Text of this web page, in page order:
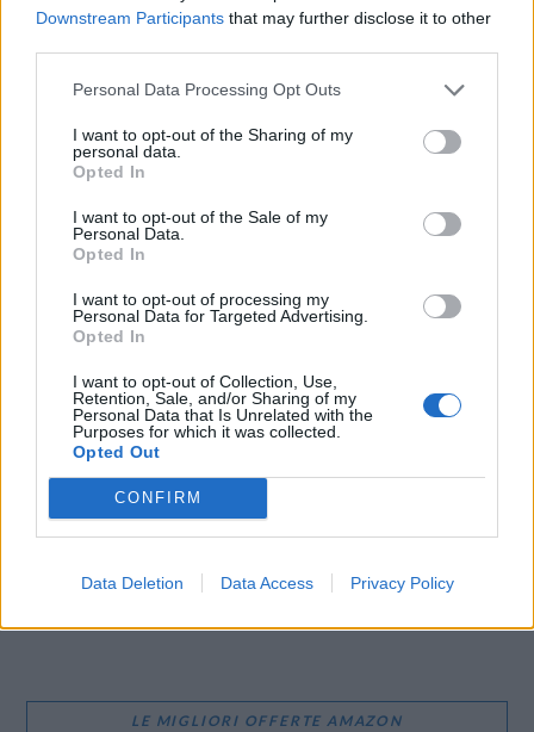
Downstream Participants that may further disclose it to other
Personal Data Processing Opt Outs
I want to opt-out of the Sharing of my
personal data.
Opted In
I want to opt-out of the Sale of my
Personal Data.
Opted In
I want to opt-out of processing my
Personal Data for Targeted Advertising.
Opted In
I want to opt-out of Collection, Use,
Retention, Sale, and/or Sharing of my
Personal Data that Is Unrelated with the
Purposes for which it was collected.
Opted Out
CONFIRM
Data Deletion Data Access Privacy Policy
ampliarne la flessibilità e, infatti, gli utenti, in base alle esigenze
utilizzando indifferentemente telefoni IP, sistemi DECT, cuffie con
Responsabile di Prodotto di TeamSystem Communication, che
ha poi proseguito:
straordinariamente importante anche guardando al futuro,
perché ci darà modo a breve di arricchire VOIspeed di diverse
consentirà a chiunque tramite una connessione Internet e un
browser, di comunicare con le altre reti di telefonia, sia fissa, sia
CONDIVIDI QUESTO ARTICOLO:
X Mastodon
LE MIGLIORI OFFERTE AMAZON